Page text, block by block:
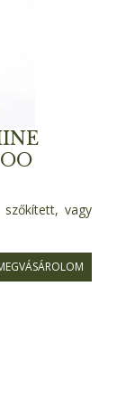
szőkített, vagy